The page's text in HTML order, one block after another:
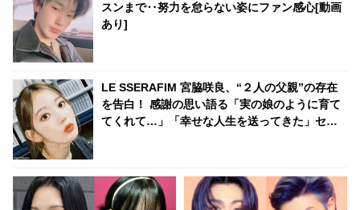
スンまで‥努力を怠らない姿にファン感心[動画
あり]
LE SSERAFIM 宮脇咲良、“２人の父親”の存在
を告白！ 感謝の思い語る「実の娘のように育て
てくれて…」「幸せな人生を送ってきた」セン